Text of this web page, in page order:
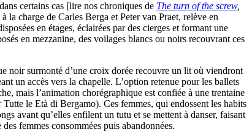
certains cas [lire nos chroniques de The turn of the screw,
la charge de Carles Berga et Peter van Praet, relève en
en étages, éclairées par des cierges et formant une
en mezzanine, des voilages blancs ou noirs recouvrant ces
noir surmonté d’une croix dorée recouvre un lit où viendront
un accès vers la chapelle. L’option retenue pour les ballets
mais l’animation chorégraphique est confiée à une trentaine
le Età di Bergamo). Ces femmes, qui endossent les habits
avant qu’elles enfilent un tutu et se mettent à danser, faisant
femmes consommées puis abandonnées.